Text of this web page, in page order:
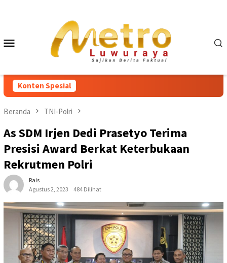
Mobile
Konten Spesial
Beranda TNI-Polri
As SDM Irjen Dedi Prasetyo Terima
Presisi Award Berkat Keterbukaan
Rekrutmen Polri
Rais
Agustus 2, 2023
484 Dilihat